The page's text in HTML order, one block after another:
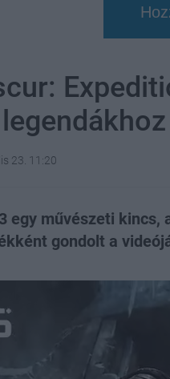
23. 11:20
egy művészeti
gondolt a